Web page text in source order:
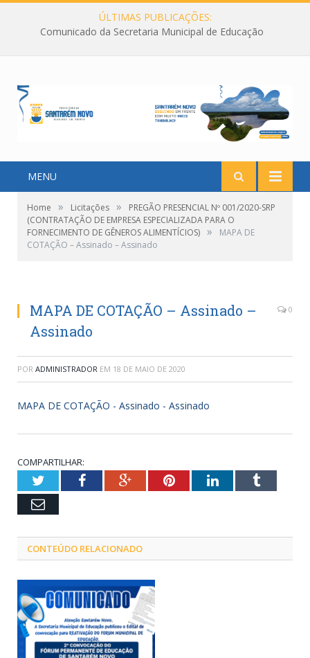
ÚLTIMAS PUBLICAÇÕES:
Comunicado da Secretaria Municipal de Educação
MENU
Home » Licitações »
PREGÃO PRESENCIAL Nº 001/2020-SRP
(CONTRATAÇÃO DE EMPRESA ESPECIALIZADA PARA O
FORNECIMENTO DE GÊNEROS ALIMENTÍCIOS) »
MAPA DE
COTAÇÃO – Assinado – Assinado
MAPA DE COTAÇÃO – Assinado –
Assinado
0
POR ADMINISTRADOR EM 18 DE MAIO DE 2020
MAPA DE COTAÇÃO - Assinado - Assinado
COMPARTILHAR:
TwitterFacebookGoogle+PinterestLinkedInTumblr
Email
CONTEÚDO RELACIONADO